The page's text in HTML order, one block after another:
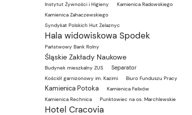
Instytut Żywności i Higieny
Kamienica Radowskiego
Kamienica Zahaczewskiego
Syndykat Polskich Hut Żelaznyc
Hala widowiskowa Spodek
Państwowy Bank Rolny
Śląskie Zakłady Naukowe
Budynek mieszkalny ZUS Separator
Kościół garnizonowy im. Kazimi Biuro Funduszu Pracy
Kamienica Potoka
Kamienica Felixów
Kamienica Rechnica
Punktowiec na os. Marchlewskie
Hotel Cracovia